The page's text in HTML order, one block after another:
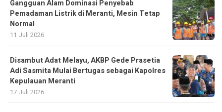
Gangguan Alam Dominasi Penyebab
Pemadaman Listrik di Meranti, Mesin Tetap
Normal
11 Juli 2026
Disambut Adat Melayu, AKBP Gede Prasetia
Adi Sasmita Mulai Bertugas sebagai Kapolres
Kepulauan Meranti
17 Juli 2026